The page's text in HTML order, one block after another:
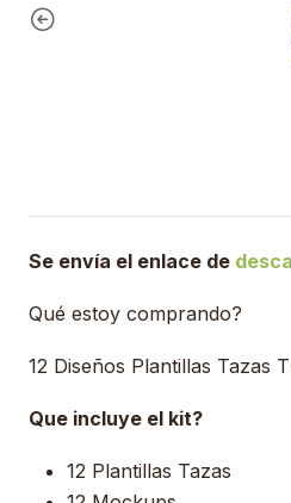
Se envía el enlace de
Qué estoy comprando?
12 Diseños Plantillas Tazas
Que incluye el kit?
12 Plantillas Tazas